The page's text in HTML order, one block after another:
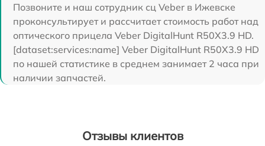
Позвоните и наш сотрудник сц Veber в Ижевске
проконсультирует и рассчитает стоимость работ над
оптического прицела Veber DigitalHunt R50X3.9 HD.
[dataset:services:name] Veber DigitalHunt R50X3.9 HD
по нашей статистике в среднем занимает 2 часа при
наличии запчастей.
Отзывы клиентов